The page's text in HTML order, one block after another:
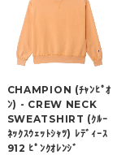
CHAMPION (ﾁｬﾝﾋﾟｵ
ﾝ) - CREW NECK
SWEATSHIRT (ｸﾙｰ
ﾈｯｸｽｳｪｯﾄｼｬﾂ) ﾚﾃﾞｨｰｽ
912 ﾋﾟﾝｸｵﾚﾝｼﾞ